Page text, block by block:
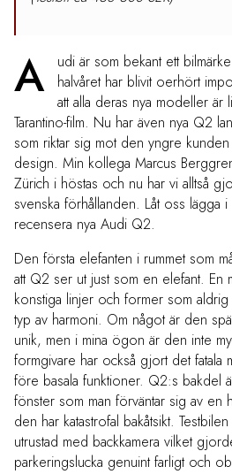
A
udi är som bekant ett
halvåret har blivit oerhört
att alla deras nya modeller är
Tarantino-film. Nu har även nya Q2
som riktar sig mot den yngre
design. Min kollega Marcus
Zürich i höstas och nu har vi alltså
svenska förhållanden. Låt oss lägga
recensera nya Audi Q2.
Den första elefanten i rummet som
att Q2 ser ut just som en elefant. En
konstiga linjer och former som aldrig
typ av harmoni. Om något är den
unik, men i mina ögon är den inte
formgivare har också gjort det fatala
före basala funktioner. Q2:s bakdel
fönster som man förväntar sig av en
den har katastrofal bakåtsikt.
utrustad med backkamera vilket
parkeringslucka genuint farligt och